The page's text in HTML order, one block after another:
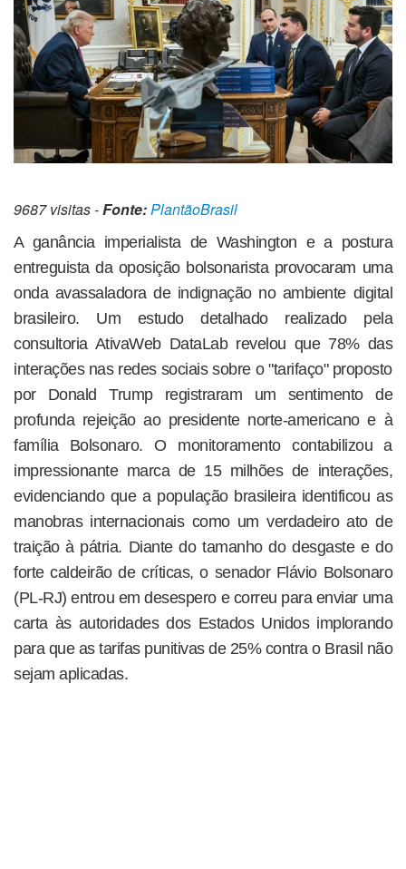
9687 visitas -Fonte:PlantãoBrasil
A ganância imperialista de Washington e a postura
entreguista da oposição bolsonarista provocaram uma
onda avassaladora de indignação no ambiente digital
brasileiro. Um estudo detalhado realizado pela
consultoria AtivaWeb DataLab revelou que 78% das
interações nas redes sociais sobre o "tarifaço" proposto
por Donald Trump registraram um sentimento de
profunda rejeição ao presidente norte-americano e à
família Bolsonaro. O monitoramento contabilizou a
impressionante marca de 15 milhões de interações,
evidenciando que a população brasileira identificou as
manobras internacionais como um verdadeiro ato de
traição à pátria. Diante do tamanho do desgaste e do
forte caldeirão de críticas, o senador Flávio Bolsonaro
(PL-RJ) entrou em desespero e correu para enviar uma
carta às autoridades dos Estados Unidos implorando
para que as tarifas punitivas de 25% contra o Brasil não
sejam aplicadas.